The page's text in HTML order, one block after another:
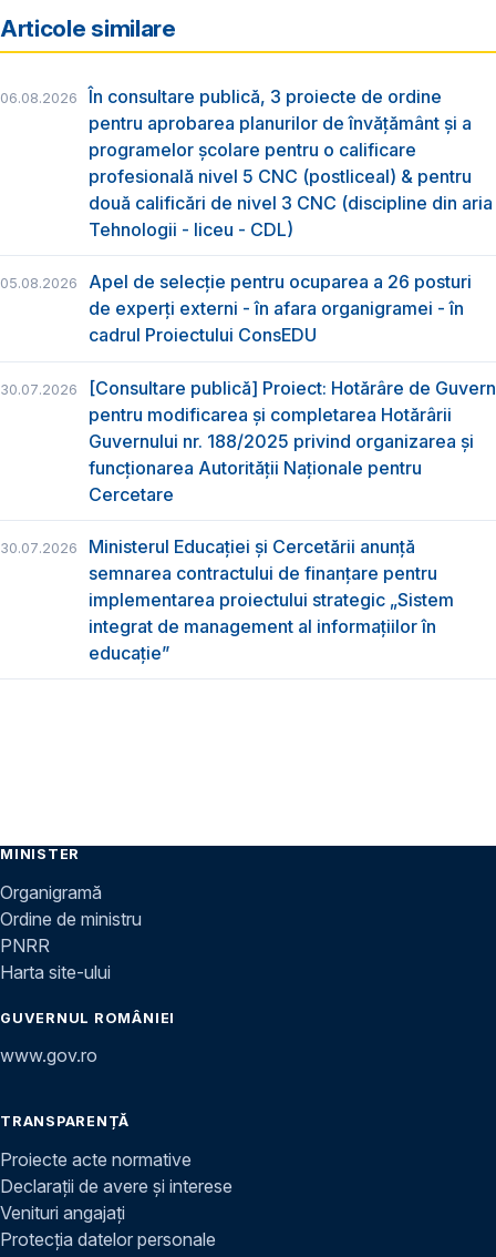
Articole similare
06.08.2026
În consultare publică, 3 proiecte de ordine
pentru aprobarea planurilor de învățământ și a
programelor școlare pentru o calificare
profesională nivel 5 CNC (postliceal) & pentru
două calificări de nivel 3 CNC (discipline din aria
Tehnologii - liceu - CDL)
05.08.2026
Apel de selecție pentru ocuparea a 26 posturi
de experți externi - în afara organigramei - în
cadrul Proiectului ConsEDU
30.07.2026
[Consultare publică] Proiect: Hotărâre de Guvern
pentru modificarea și completarea Hotărârii
Guvernului nr. 188/2025 privind organizarea şi
funcţionarea Autorităţii Naţionale pentru
Cercetare
30.07.2026
Ministerul Educației și Cercetării anunță
semnarea contractului de finanțare pentru
implementarea proiectului strategic „Sistem
integrat de management al informațiilor în
educație”
MINISTER
Organigramă
Ordine de ministru
PNRR
Harta site-ului
GUVERNUL ROMÂNIEI
www.gov.ro
TRANSPARENȚĂ
Proiecte acte normative
Declarații de avere și interese
Venituri angajați
Protecția datelor personale